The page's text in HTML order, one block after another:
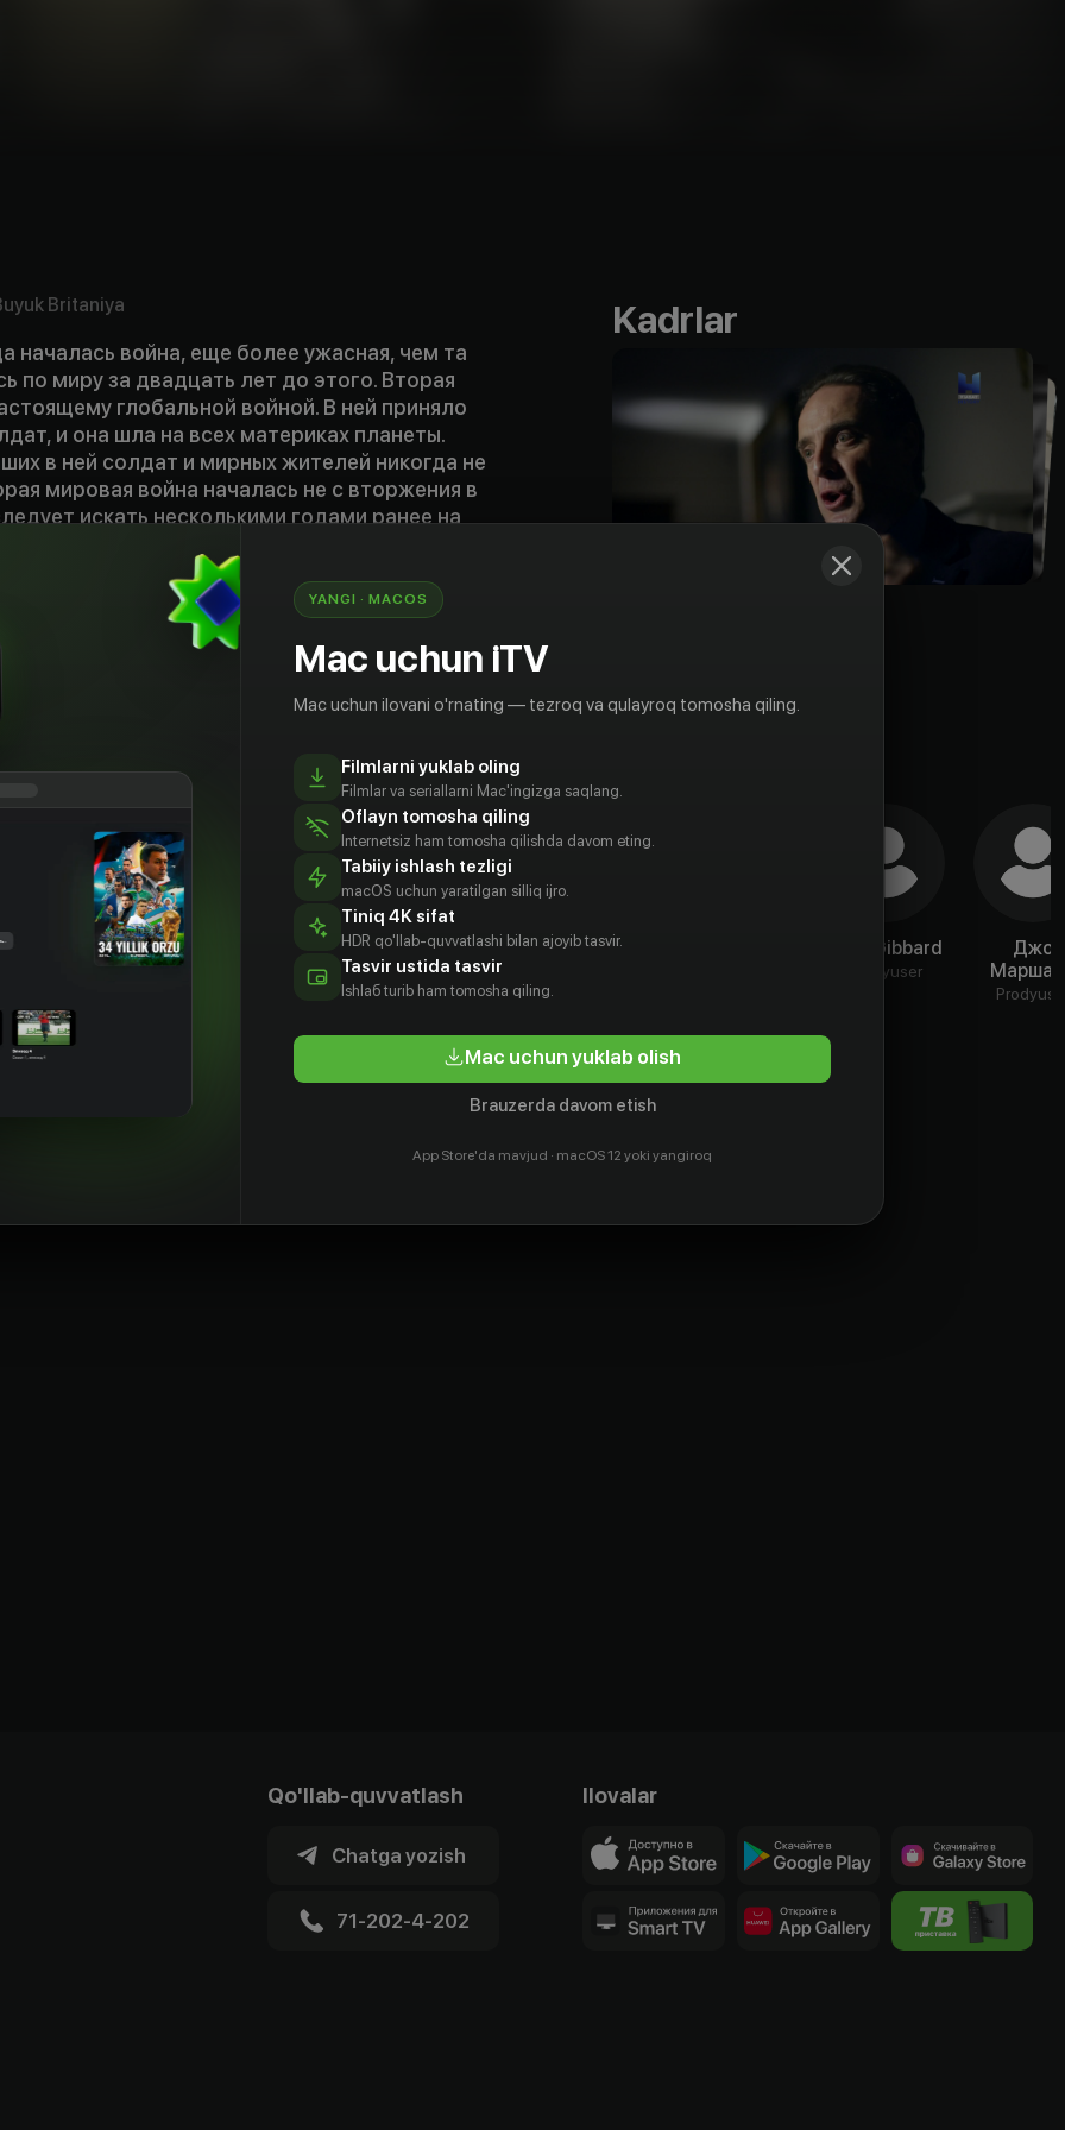
Britaniya
началась война, еще более ужасная, чем та
по миру за двадцать лет до этого. Вторая
глобальной войной. В ней приняло
и она шла на всех материках планеты.
в ней солдат и мирных жителей никогда не
мировая война началась не с вторжения в
искать несколькими годами ранее на
Документальный сериал опирается на
данные, чтобы в общих чертах описать
объяснить ужасы войны и то, как она
Kadrlar
Mary
Fulbrook
Aktyor
Jeremy Hicks
Aktyor
Майк
Kate Gibbard
Prodyuser
Джо
Qo'llab-quvvatlash
Chatga yozish
71-202-4-202
Ilovalar
YANGI · MACOS
Mac uchun iTV
Mac uchun ilovani o'rnating — tezroq va qulayroq tomosha qiling.
Filmlarni yuklab oling
Filmlar va seriallarni Mac'ingizga saqlang.
Oflayn tomosha qiling
Internetsiz ham tomosha qilishda davom eting.
Tabiiy ishlash tezligi
macOS uchun yaratilgan silliq ijro.
Tiniq 4K sifat
HDR qo'llab-quvvatlashi bilan ajoyib tasvir.
Tasvir ustida tasvir
Ishlаб turib ham tomosha qiling.
Mac uchun yuklab olish
Brauzerda davom etish
App Store'da mavjud · macOS 12 yoki yangiroq